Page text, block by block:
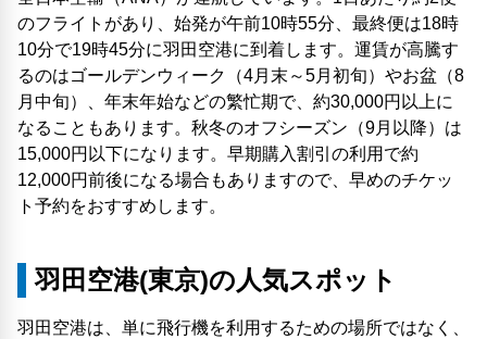
のフライトがあり、始発が午前10時55分、最終便は18時
10分で19時45分に羽田空港に到着します。運賃が高騰す
るのはゴールデンウィーク（4月末～5月初旬）やお盆（8
月中旬）、年末年始などの繁忙期で、約30,000円以上に
なることもあります。秋冬のオフシーズン（9月以降）は
15,000円以下になります。早期購入割引の利用で約
12,000円前後になる場合もありますので、早めのチケッ
ト予約をおすすめします。
羽田空港(東京)の人気スポット
羽田空港は、単に飛行機を利用するための場所ではなく、